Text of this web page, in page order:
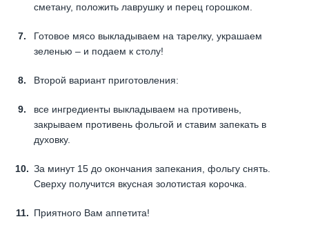
сметану, положить лаврушку и перец горошком.
Готовое мясо выкладываем на тарелку, украшаем
зеленью – и подаем к столу!
Второй вариант приготовления:
все ингредиенты выкладываем на противень,
закрываем противень фольгой и ставим запекать в
духовку.
За минут 15 до окончания запекания, фольгу снять.
Сверху получится вкусная золотистая корочка.
Приятного Вам аппетита!